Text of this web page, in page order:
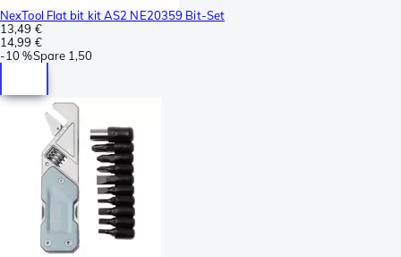
NexTool Flat bit kit AS2 NE20359 Bit-Set
13,49 €
14,99 €
-10 %Spare 1,50